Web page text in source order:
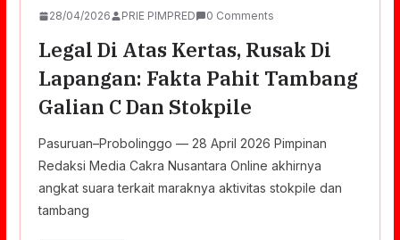
28/04/2026 PRIE PIMPRED 0 Comments
‎Legal Di Atas Kertas, Rusak Di
Lapangan: Fakta Pahit Tambang
Galian C Dan Stokpile
‎Pasuruan–Probolinggo — 28 April 2026 Pimpinan
Redaksi Media Cakra Nusantara Online akhirnya
angkat suara terkait maraknya aktivitas stokpile dan
tambang